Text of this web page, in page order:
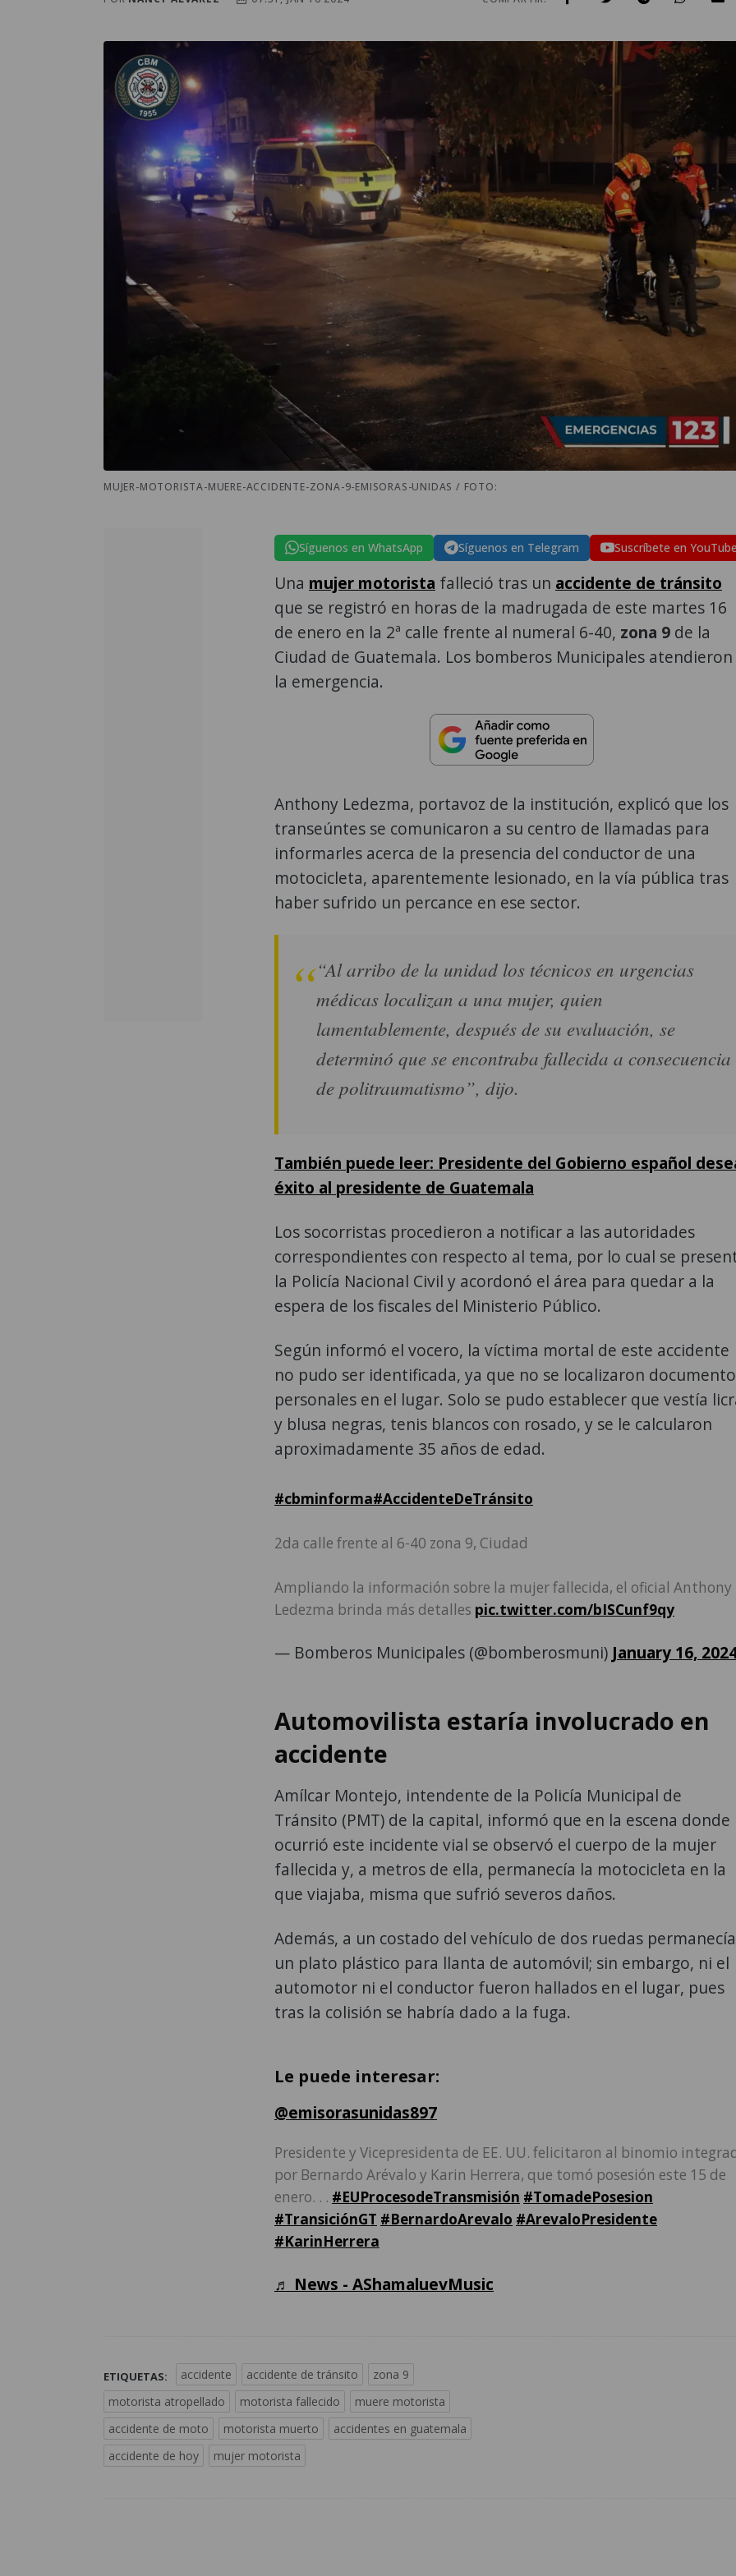
MUJER-MOTORISTA-MUERE-ACCIDENTE-ZONA-9-EMISORAS-UNIDAS / FOTO:
Síguenos en WhatsApp Síguenos en Telegram Suscríbete en
Una mujer motorista falleció tras un accidente de tránsito
que se registró en horas de la madrugada de este martes 16
de enero en la 2ª calle frente al numeral 6-40, zona 9 de la
Ciudad de Guatemala. Los bomberos Municipales atendieron
la emergencia.
Anthony Ledezma, portavoz de la institución, explicó que los
transeúntes se comunicaron a su centro de llamadas para
informarles acerca de la presencia del conductor de una
motocicleta, aparentemente lesionado, en la vía pública tras
haber sufrido un percance en ese sector.
“Al arribo de la unidad los técnicos en urgencias
médicas localizan a una mujer, quien
lamentablemente, después de su evaluación, se
determinó que se encontraba fallecida a consecuencia
de politraumatismo”, dijo.
También puede leer: Presidente del Gobierno español
éxito al presidente de Guatemala
Los socorristas procedieron a notificar a las autoridades
correspondientes con respecto al tema, por lo cual se
la Policía Nacional Civil y acordonó el área para quedar a la
espera de los fiscales del Ministerio Público.
Según informó el vocero, la víctima mortal de este accidente
no pudo ser identificada, ya que no se localizaron
personales en el lugar. Solo se pudo establecer que vestía
y blusa negras, tenis blancos con rosado, y se le calcularon
aproximadamente 35 años de edad.
#cbminforma#AccidenteDeTránsito
2da calle frente al 6-40 zona 9, Ciudad
Ampliando la información sobre la mujer fallecida, el oficial Anthony
Ledezma brinda más detalles pic.twitter.com/bISCunf9qy
— Bomberos Municipales (@bomberosmuni) January 16,
Automovilista estaría involucrado en
accidente
Amílcar Montejo, intendente de la Policía Municipal de
Tránsito (PMT) de la capital, informó que en la escena donde
ocurrió este incidente vial se observó el cuerpo de la mujer
fallecida y, a metros de ella, permanecía la motocicleta en la
que viajaba, misma que sufrió severos daños.
Además, a un costado del vehículo de dos ruedas permanecía
un plato plástico para llanta de automóvil; sin embargo, ni el
automotor ni el conductor fueron hallados en el lugar, pues
tras la colisión se habría dado a la fuga.
Le puede interesar:
@emisorasunidas897
Presidente y Vicepresidenta de EE. UU. felicitaron al binomio
por Bernardo Arévalo y Karin Herrera, que tomó posesión este 15 de
enero. . . #EUProcesodeTransmisión #TomadePosesion
#TransiciónGT #BernardoArevalo #ArevaloPresidente
#KarinHerrera
♬ News - AShamaluevMusic
ETIQUETAS: accidente accidente de tránsito
zona 9
motorista atropellado
motorista fallecido
muere motorista
accidente de moto
motorista muerto
accidentes en guatemala
accidente de hoy
mujer motorista